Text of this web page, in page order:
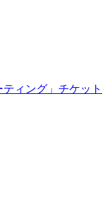
ィング」チケット